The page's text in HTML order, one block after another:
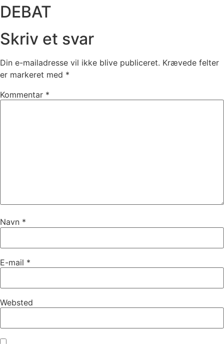
DEBAT
Skriv et svar
Din e-mailadresse vil ikke blive publiceret. Krævede felter
er markeret med *
Kommentar *
Navn *
E-mail *
Websted